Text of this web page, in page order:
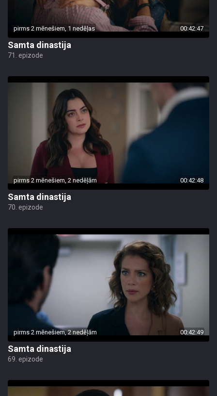
pirms 2 mēnešiem, 1 nedēļas 00:42:47
Samta dinastija
71. epizode
pirms 2 mēnešiem, 2 nedēļām 00:42:48
Samta dinastija
70. epizode
pirms 2 mēnešiem, 2 nedēļām 00:42:49
Samta dinastija
69. epizode